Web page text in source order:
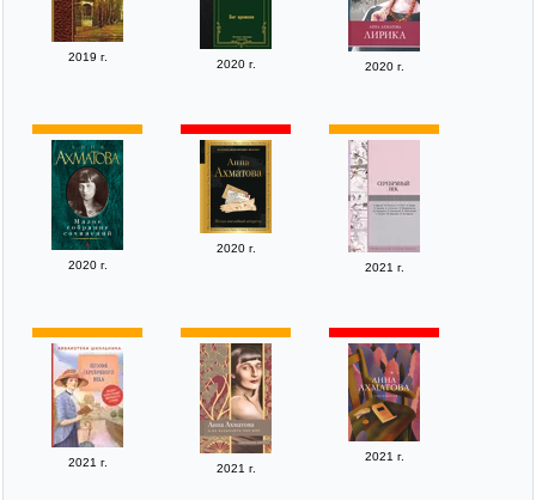
2019 г.
2020 г. 2020 г.
2020 г.
2020 г.
2021 г.
2021 г. 2021 г.
2021 г.